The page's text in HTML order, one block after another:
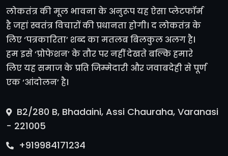
लोकतंत्र की मूल भावना के अनुरूप यह ऐसा प्लेटफॉर्म
है जहां स्वतंत्र विचारों की प्रधानता होगी। द लोकतंत्र के
लिए ‘पत्रकारिता’ शब्द का मतलब बिलकुल अलग है।
हम इसे ‘प्रोफेशन’ के तौर पर नहीं देखते बल्कि हमारे
लिए यह समाज के प्रति जिम्मेदारी और जवाबदेही से पूर्ण
एक ‘आंदोलन’ है।
B2/280 B, Bhadaini, Assi Chauraha, Varanasi
- 221005
+919984171234